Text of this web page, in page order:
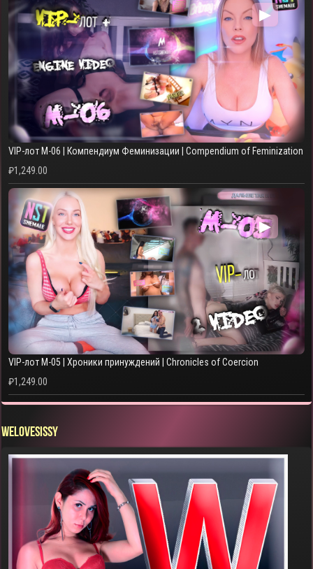
▶
VIP-лот M-06 | Компендиум Феминизации | Compendium of Feminization
₽1,249.00
▶
VIP-лот M-05 | Хроники принуждений | Chronicles of Coercion
₽1,249.00
WELOVESISSY